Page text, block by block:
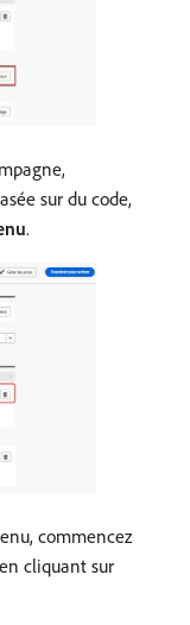
sur du code,
.
commencez
en cliquant sur